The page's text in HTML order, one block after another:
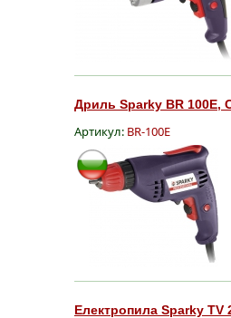
Дриль Sparky BR 100E,
Артикул: BR-100E
Електропила Sparky TV